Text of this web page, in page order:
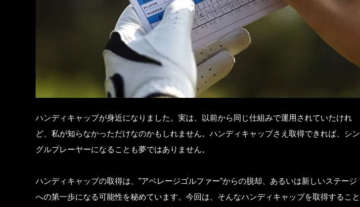
ハンディキャップが身近になりました。実は、以前から同じ仕組みで運用されていたけれ
ど、私が知らなかっただけなのかもしれません。ハンディキャップさえ取得できれば、シン
グルプレーヤーになることも夢ではありません。
ハンディキャップの取得は、”アベレージゴルファー”からの脱却、あるいは新しいステージ
への第一歩になる可能性を秘めています。今回は、そんなハンディキャップを取得すること